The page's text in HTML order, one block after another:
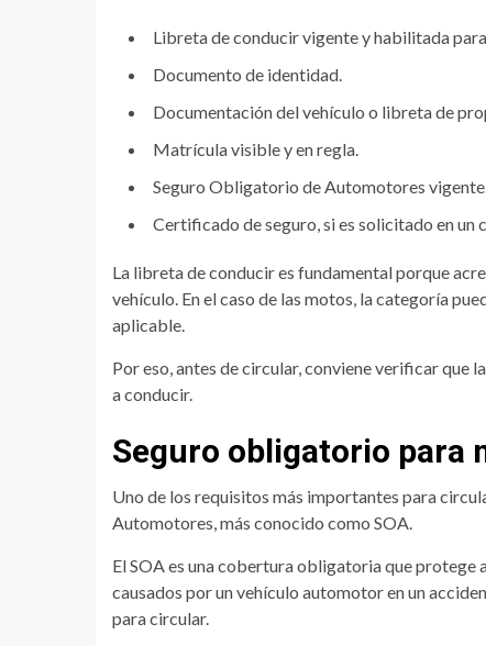
Libreta de conducir vigente y habilitada
Documento de identidad.
Documentación del vehículo o libreta de
Matrícula visible y en regla.
Seguro Obligatorio de Automotores
Certificado de seguro, si es solicitado en un
La libreta de conducir es fundamental porque
vehículo. En el caso de las motos, la categoría
aplicable.
Por eso, antes de circular, conviene verificar que
a conducir.
Seguro obligatorio para
Uno de los requisitos más importantes para
Automotores, más conocido como SOA.
El SOA es una cobertura obligatoria que protege
causados por un vehículo automotor en un
para circular.